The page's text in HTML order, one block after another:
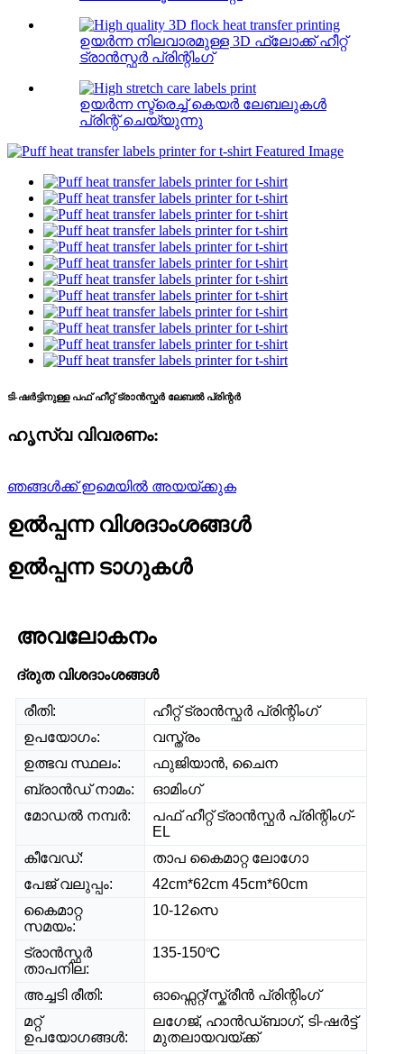
ഉയർന്ന നിലവാരമുള്ള 3D ഫ്ലോക്ക് ഹീറ്റ്
ട്രാൻസ്ഫർ പ്രിന്റിംഗ്
ഉയർന്ന സ്ട്രെച്ച് കെയർ ലേബലുകൾ
പ്രിന്റ് ചെയ്യുന്നു
ടി-ഷർട്ടിനുള്ള പഫ് ഹീറ്റ് ട്രാൻസ്ഫർ ലേബൽ പ്രിന്റർ
ഹൃസ്വ വിവരണം:
ഞങ്ങൾക്ക് ഇമെയിൽ അയയ്ക്കുക
ഉൽപ്പന്ന വിശദാംശങ്ങൾ
ഉൽപ്പന്ന ടാഗുകൾ
അവലോകനം
ദ്രുത വിശദാംശങ്ങൾ
രീതി:
ഹീറ്റ് ട്രാൻസ്ഫർ പ്രിന്റിംഗ്
ഉപയോഗം:
വസ്ത്രം
ഉത്ഭവ സ്ഥലം:
ഫുജിയാൻ, ചൈന
ബ്രാൻഡ് നാമം:
ഓമിംഗ്
മോഡൽ നമ്പർ:
പഫ് ഹീറ്റ് ട്രാൻസ്ഫർ പ്രിന്റിംഗ്-
EL
കീവേഡ്:
താപ കൈമാറ്റ ലോഗോ
പേജ് വലുപ്പം:
42cm*62cm 45cm*60cm
കൈമാറ്റ
സമയം:
10-12സെ
ട്രാൻസ്ഫർ
താപനില:
135-150℃
അച്ചടി രീതി:
ഓഫ്സെറ്റ്/സ്ക്രീൻ പ്രിന്റിംഗ്
മറ്റ്
ഉപയോഗങ്ങൾ:
ലഗേജ്, ഹാൻഡ്ബാഗ്, ടി-ഷർട്ട്
മുതലായവയ്ക്ക്